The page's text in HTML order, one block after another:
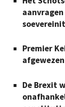
Premier
De Brexit